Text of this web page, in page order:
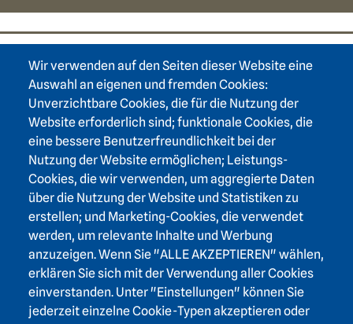
Wir verwenden auf den Seiten dieser Website eine
Auswahl an eigenen und fremden Cookies:
Unverzichtbare Cookies, die für die Nutzung der
Website erforderlich sind; funktionale Cookies, die
eine bessere Benutzerfreundlichkeit bei der
Nutzung der Website ermöglichen; Leistungs-
Cookies, die wir verwenden, um aggregierte Daten
über die Nutzung der Website und Statistiken zu
erstellen; und Marketing-Cookies, die verwendet
werden, um relevante Inhalte und Werbung
anzuzeigen. Wenn Sie "ALLE AKZEPTIEREN" wählen,
erklären Sie sich mit der Verwendung aller Cookies
einverstanden. Unter "Einstellungen" können Sie
jederzeit einzelne Cookie-Typen akzeptieren oder
Footer area one
Login Intranet
Footer area three
Heidelberger Akademie der Wissenschaften
Karlstraße 4
69117 Heidelberg
+49 6221 / 54 32 65
hadw@hadw-bw.de